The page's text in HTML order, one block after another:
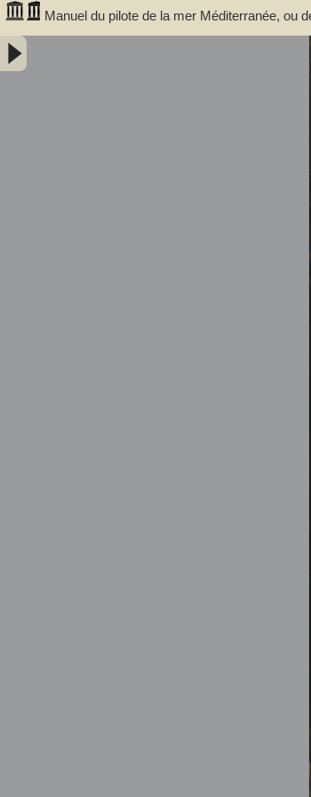
Manuel du pilote de la mer Méditerranée, ou
détroit de Gibraltar jusqu'au cap Bon pour
la partie correspondante de la Côte de Barbarie, du